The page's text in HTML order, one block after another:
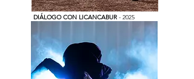
DIÁLOGO CON LICANCABUR - 2025